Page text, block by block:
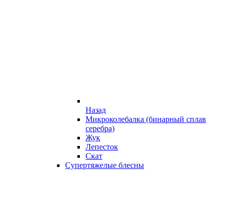
Назад
Микроколебалка (бинарный сплав
серебра)
Жук
Лепесток
Скат
Супертяжелые блесны